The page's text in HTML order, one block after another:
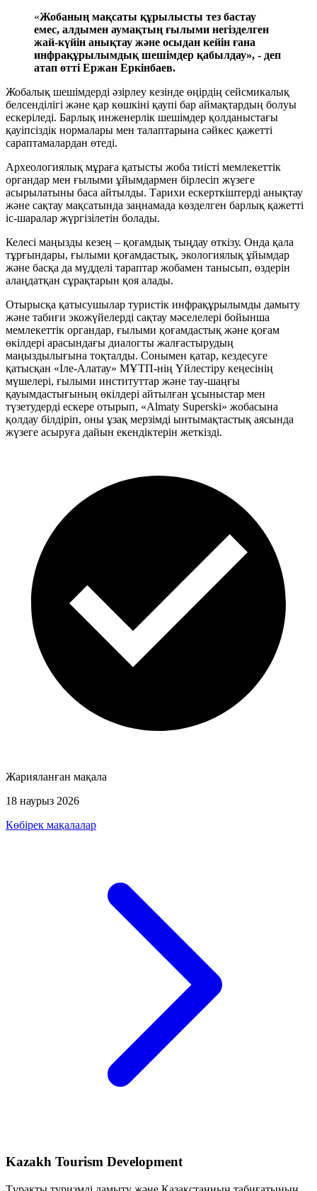
«Жобаның мақсаты құрылысты тез бастау
емес, алдымен аумақтың ғылыми негізделген
жай-күйін анықтау және осыдан кейін ғана
инфрақұрылымдық шешімдер қабылдау», - деп
атап өтті Ержан Еркінбаев.
Жобалық шешімдерді әзірлеу кезінде өңірдің сейсмикалық
белсенділігі және қар көшкіні қаупі бар аймақтардың болуы
ескеріледі. Барлық инженерлік шешімдер қолданыстағы
қауіпсіздік нормалары мен талаптарына сәйкес қажетті
сараптамалардан өтеді.
Археологиялық мұраға қатысты жоба тиісті мемлекеттік
органдар мен ғылыми ұйымдармен бірлесіп жүзеге
асырылатыны баса айтылды. Тарихи ескерткіштерді анықтау
және сақтау мақсатында заңнамада көзделген барлық қажетті
іс-шаралар жүргізілетін болады.
Келесі маңызды кезең – қоғамдық тыңдау өткізу. Онда қала
тұрғындары, ғылыми қоғамдастық, экологиялық ұйымдар
және басқа да мүдделі тараптар жобамен танысып, өздерін
алаңдатқан сұрақтарын қоя алады.
Отырысқа қатысушылар туристік инфрақұрылымды дамыту
және табиғи экожүйелерді сақтау мәселелері бойынша
мемлекеттік органдар, ғылыми қоғамдастық және қоғам
өкілдері арасындағы диалогты жалғастырудың
маңыздылығына тоқталды. Сонымен қатар, кездесуге
қатысқан «Іле-Алатау» МҰТП-нің Үйлестіру кеңесінің
мүшелері, ғылыми институттар және тау-шаңғы
қауымдастығының өкілдері айтылған ұсыныстар мен
түзетудерді ескере отырып, «Almaty Superski» жобасына
қолдау білдіріп, оны ұзақ мерзімді ынтымақтастық аясында
жүзеге асыруға дайын екендіктерін жеткізді.
Жарияланған мақала
18 наурыз 2026
Көбірек мақалалар
Kazakh Tourism Development